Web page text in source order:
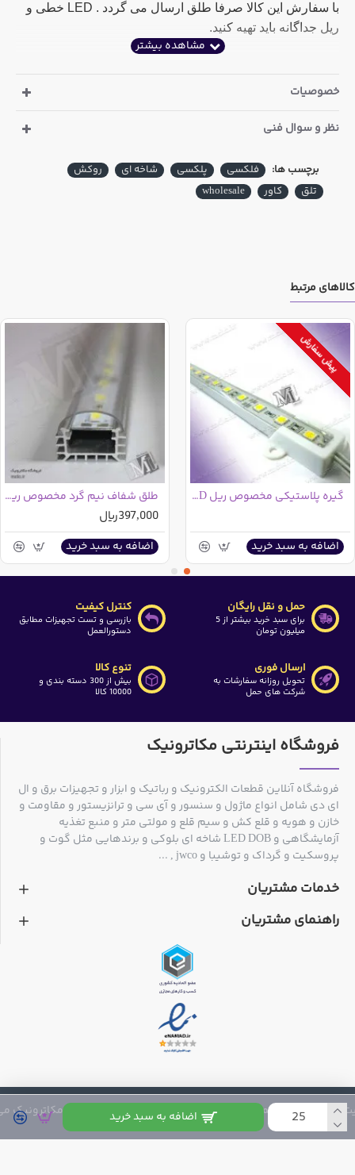
اضافه به سبد خرید
با سفارش این کالا صرفا طلق ارسال می گردد . LED خطی و
ریل جداگانه باید تهیه کنید.
خصوصیات
نظر و سوال فنی
برچسب ها: فلکسی پلکسی شاخه ای
روکش
تلق
کاور wholesale
کالاهای مرتبط
پیش سفارش
گیره پلاستیکی مخصوص ریل LED شاخه ای
اضافه به سبد خرید
طلق شفاف نیم گرد مخصوص ریل LED خطی
397,000ریال
اضافه به سبد خرید
حمل و نقل رایگان
برای سبد خرید بیشتر از 5
میلیون تومان
کنترل کیفیت
بازرسی و تست تجهیزات مطابق
دستورالعمل
ارسال فوری
تحویل روزانه سفارشات به
شرکت های حمل
تنوع کالا
بیش از 300 دسته بندی و
10000 کالا
فروشگاه اینترنتی مکاترونیک
فروشگاه آنلاین قطعات الکترونیک و رباتیک و ابزار و تجهیزات برق و ال
ای دی شامل انواع ماژول و سنسور و آی سی و ترانزیستور و مقاومت و
خازن و هویه و قلع کش و سیم قلع و مولتی متر و منبع تغذیه
آزمایشگاهی و LED DOB شاخه ای بلوکی و برندهایی مثل گوت و
پروسکیت و گرداک و توشیبا و jwco , ...
خدمات مشتریان
راهنمای مشتریان
فروشگاه مکاترونیک می باشد